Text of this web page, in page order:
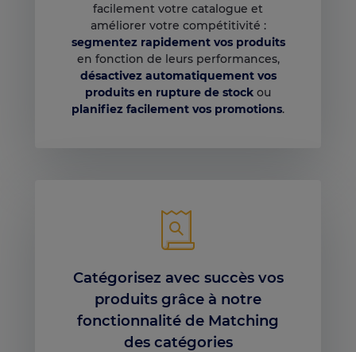
facilement votre catalogue et
améliorer votre compétitivité :
segmentez rapidement vos produits
en fonction de leurs performances,
désactivez automatiquement vos
produits en rupture de stock ou
planifiez facilement vos promotions.
Catégorisez avec succès vos
produits grâce à notre
fonctionnalité de Matching
des catégories